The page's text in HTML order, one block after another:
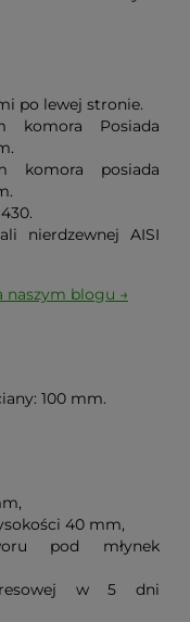
po lewej stronie.
komora Posiada
komora posiada
nierdzewnej AISI
naszym blogu →
100 mm.
40 mm,
pod młynek
w 5 dni